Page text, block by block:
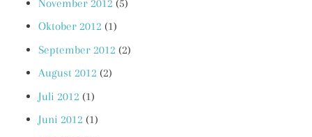
November 2012 (5)
Oktober 2012 (1)
September 2012 (2)
August 2012 (2)
Juli 2012 (1)
Juni 2012 (1)